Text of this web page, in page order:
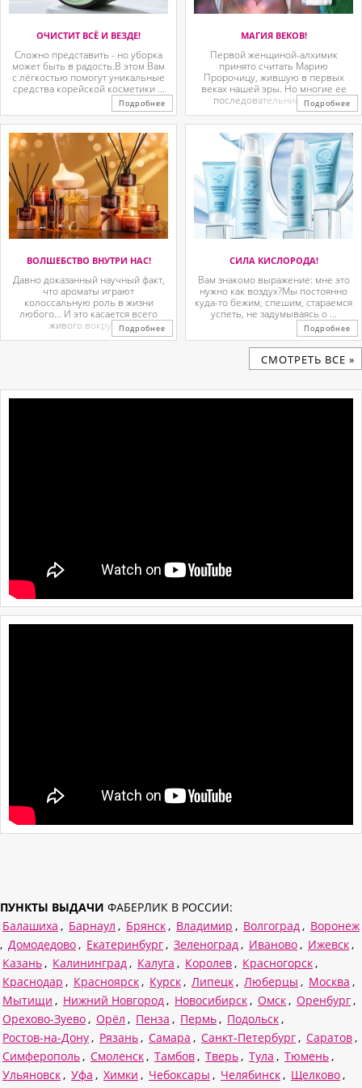
ОЧИСТИТ ВСЁ И ВЕЗДЕ!
Сложно представить - но уборка
может быть в радость.В этом Вам
с лёгкостью помогут уникальные
средства корейской косметики ...
Подробнее
МАГИЯ ВЕКОВ!
Первой женщиной-алхимик
принято считать Марию
Пророчицу, жившую в первых
веках нашей эры. Но многие ее
последовательницы так ...
Подробнее
ВОЛШЕБСТВО ВНУТРИ НАС!
Давно доказанный научный факт,
что ароматы играют
колоссальную роль в жизни
любого… И это касается всего
живого вокруг. ...Подробнее
СИЛА КИСЛОРОДА!
Вам знакомо выражение: мне это
нужно как воздух?Мы постоянно
куда-то бежим, спешим, стараемся
успеть, не задумываясь о ...
Подробнее
CМОТРЕТЬ ВСЕ »
ПУНКТЫ ВЫДАЧИ ФАБЕРЛИК В РОССИИ:
Балашиха , Барнаул , Брянск , Владимир , Волгоград , Воронеж
, Домодедово , Екатеринбург , Зеленоград , Иваново , Ижевск ,
Казань , Калининград , Калуга , Королев , Красногорск ,
Краснодар , Красноярск , Курск , Липецк , Люберцы , Москва ,
Мытищи , Нижний Новгород , Новосибирск , Омск , Оренбург ,
Орехово-Зуево , Орёл , Пенза , Пермь , Подольск ,
Ростов-на-Дону , Рязань , Самара , Санкт-Петербург , Саратов ,
Симферополь , Смоленск , Тамбов , Тверь , Тула , Тюмень ,
Ульяновск , Уфа , Химки , Чебоксары , Челябинск , Щелково ,